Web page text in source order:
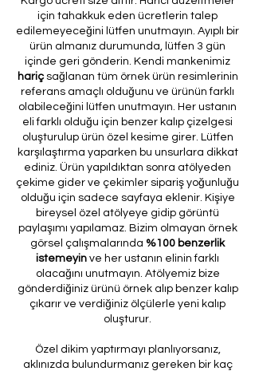
için tahakkuk eden ücretlerin talep
edilemeyeceğini lütfen unutmayın. Ayıplı bir
ürün almanız durumunda, lütfen 3 gün
içinde geri gönderin. Kendi mankenimiz
hariçsağlanan tüm örnek ürün resimlerinin
referans amaçlı olduğunu ve ürünün farklı
olabileceğini lütfen unutmayın. Her ustanın
eli farklı olduğu için benzer kalıp çizelgesi
oluşturulup ürün özel kesime girer. Lütfen
karşılaştırma yaparken bu unsurlara dikkat
ediniz. Ürün yapıldıktan sonra atölyeden
çekime gider ve çekimler sipariş yoğunluğu
olduğu için sadece sayfaya eklenir. Kişiye
bireysel özel atölyeye gidip görüntü
paylaşımı yapılamaz. Bizim olmayan örnek
görsel çalışmalarında %100 benzerlik
istemeyin ve her ustanın elinin farklı
olacağını unutmayın. Atölyemiz bize
gönderdiğiniz ürünü örnek alıp benzer kalıp
çıkarır ve verdiğiniz ölçülerle yeni kalıp
oluşturur.
Özel dikim yaptırmayı planlıyorsanız,
aklınızda bulundurmanız gereken bir kaç